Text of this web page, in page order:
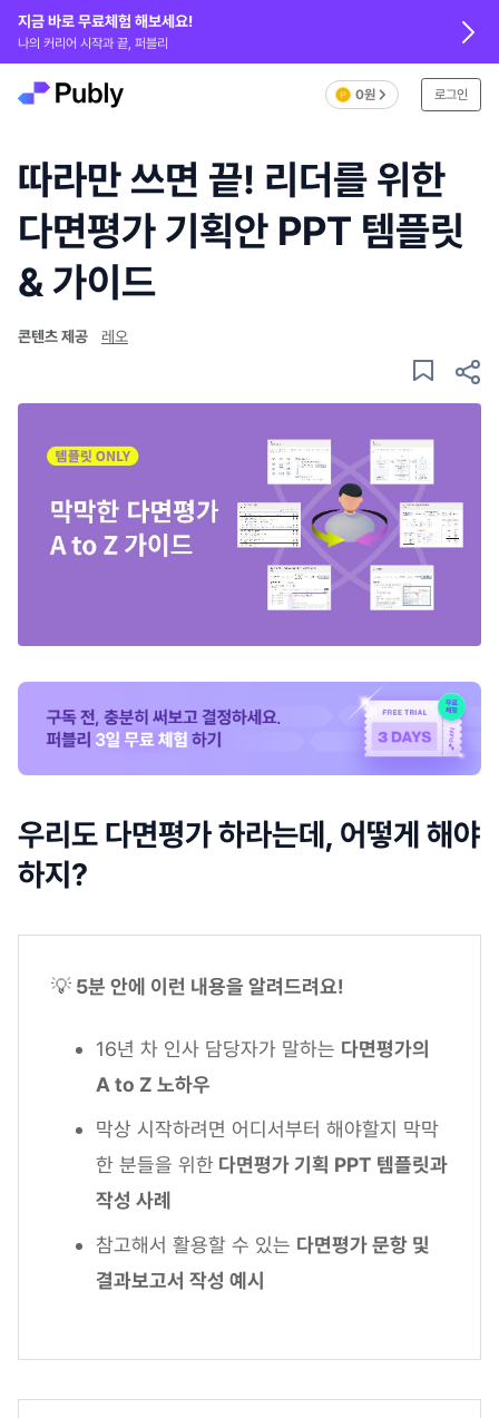
지금 바로 무료체험 해보세요!
나의 커리어 시작과 끝, 퍼블리
0원 로그인
따라만 쓰면 끝! 리더를 위한
다면평가 기획안 PPT 템플릿
& 가이드
콘텐츠 제공 레오
우리도 다면평가 하라는데, 어떻게 해야
하지?
💡 5분 안에 이런 내용을 알려드려요!
16년 차 인사 담당자가 말하는 다면평가의
A to Z 노하우
막상 시작하려면 어디서부터 해야할지 막막
한 분들을 위한 다면평가 기획 PPT 템플릿과
작성 사례
참고해서 활용할 수 있는 다면평가 문항 및
결과보고서 작성 예시